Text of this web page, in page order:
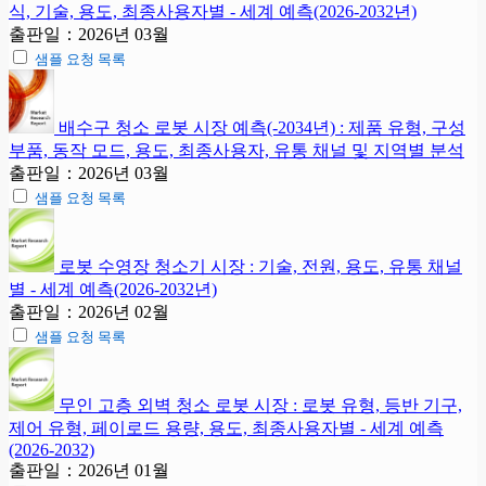
식, 기술, 용도, 최종사용자별 - 세계 예측(2026-2032년)
출판일：2026년 03월
샘플 요청 목록
배수구 청소 로봇 시장 예측(-2034년) : 제품 유형, 구성
부품, 동작 모드, 용도, 최종사용자, 유통 채널 및 지역별 분석
출판일：2026년 03월
샘플 요청 목록
로봇 수영장 청소기 시장 : 기술, 전원, 용도, 유통 채널
별 - 세계 예측(2026-2032년)
출판일：2026년 02월
샘플 요청 목록
무인 고층 외벽 청소 로봇 시장 : 로봇 유형, 등반 기구,
제어 유형, 페이로드 용량, 용도, 최종사용자별 - 세계 예측
(2026-2032)
출판일：2026년 01월